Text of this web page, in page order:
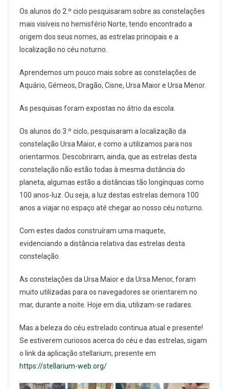
Os alunos do 2.º ciclo pesquisaram sobre as constelações
mais visíveis no hemisfério Norte, tendo encontrado a
origem dos seus nomes, as estrelas principais e a
localização no céu noturno.
Aprendemos um pouco mais sobre as constelações de
Aquário, Gémeos, Dragão, Cisne, Ursa Maior e Ursa Menor.
As pesquisas foram expostas no átrio da escola.
Os alunos do 3.º ciclo, pesquisaram a localização da
constelação Ursa Maior, e como a utilizamos para nos
orientarmos. Descobriram, ainda, que as estrelas desta
constelação não estão todas à mesma distância do
planeta, algumas estão a distâncias tão longínquas como
100 anos-luz. Ou seja, a luz destas estrelas demora 100
anos a viajar no espaço até chegar ao nosso céu noturno.
Com estes dados construíram uma maquete,
evidenciando a distância relativa das estrelas desta
constelação.
As constelações da Ursa Maior e da Ursa Menor, foram
muito utilizadas para os navegadores se orientarem no
mar, durante a noite. Hoje em dia, utilizam-se radares.
Mas a beleza do céu estrelado continua atual e presente!
Se estiverem curiosos acerca do céu e das estrelas, sigam
o link da aplicação stellarium, presente em
https://stellarium-web.org/